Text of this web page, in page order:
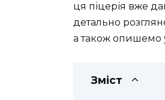
ця піцерія вже
детально
а також опишемо
Зміст